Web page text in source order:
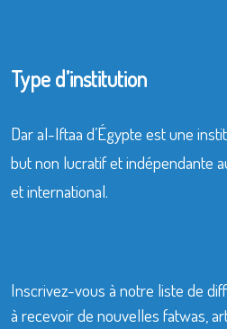
Type d’institution
Dar al-Iftaa d’Égypte est une
but non lucratif et indépendante
et international.
Inscrivez-vous à notre liste de
à recevoir de nouvelles fatwas,